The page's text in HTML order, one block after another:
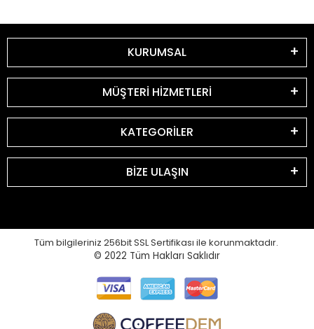
KURUMSAL
MÜŞTERİ HİZMETLERİ
KATEGORİLER
BİZE ULAŞIN
Tüm bilgileriniz 256bit SSL Sertifikası ile korunmaktadır.
© 2022 Tüm Hakları Saklıdır